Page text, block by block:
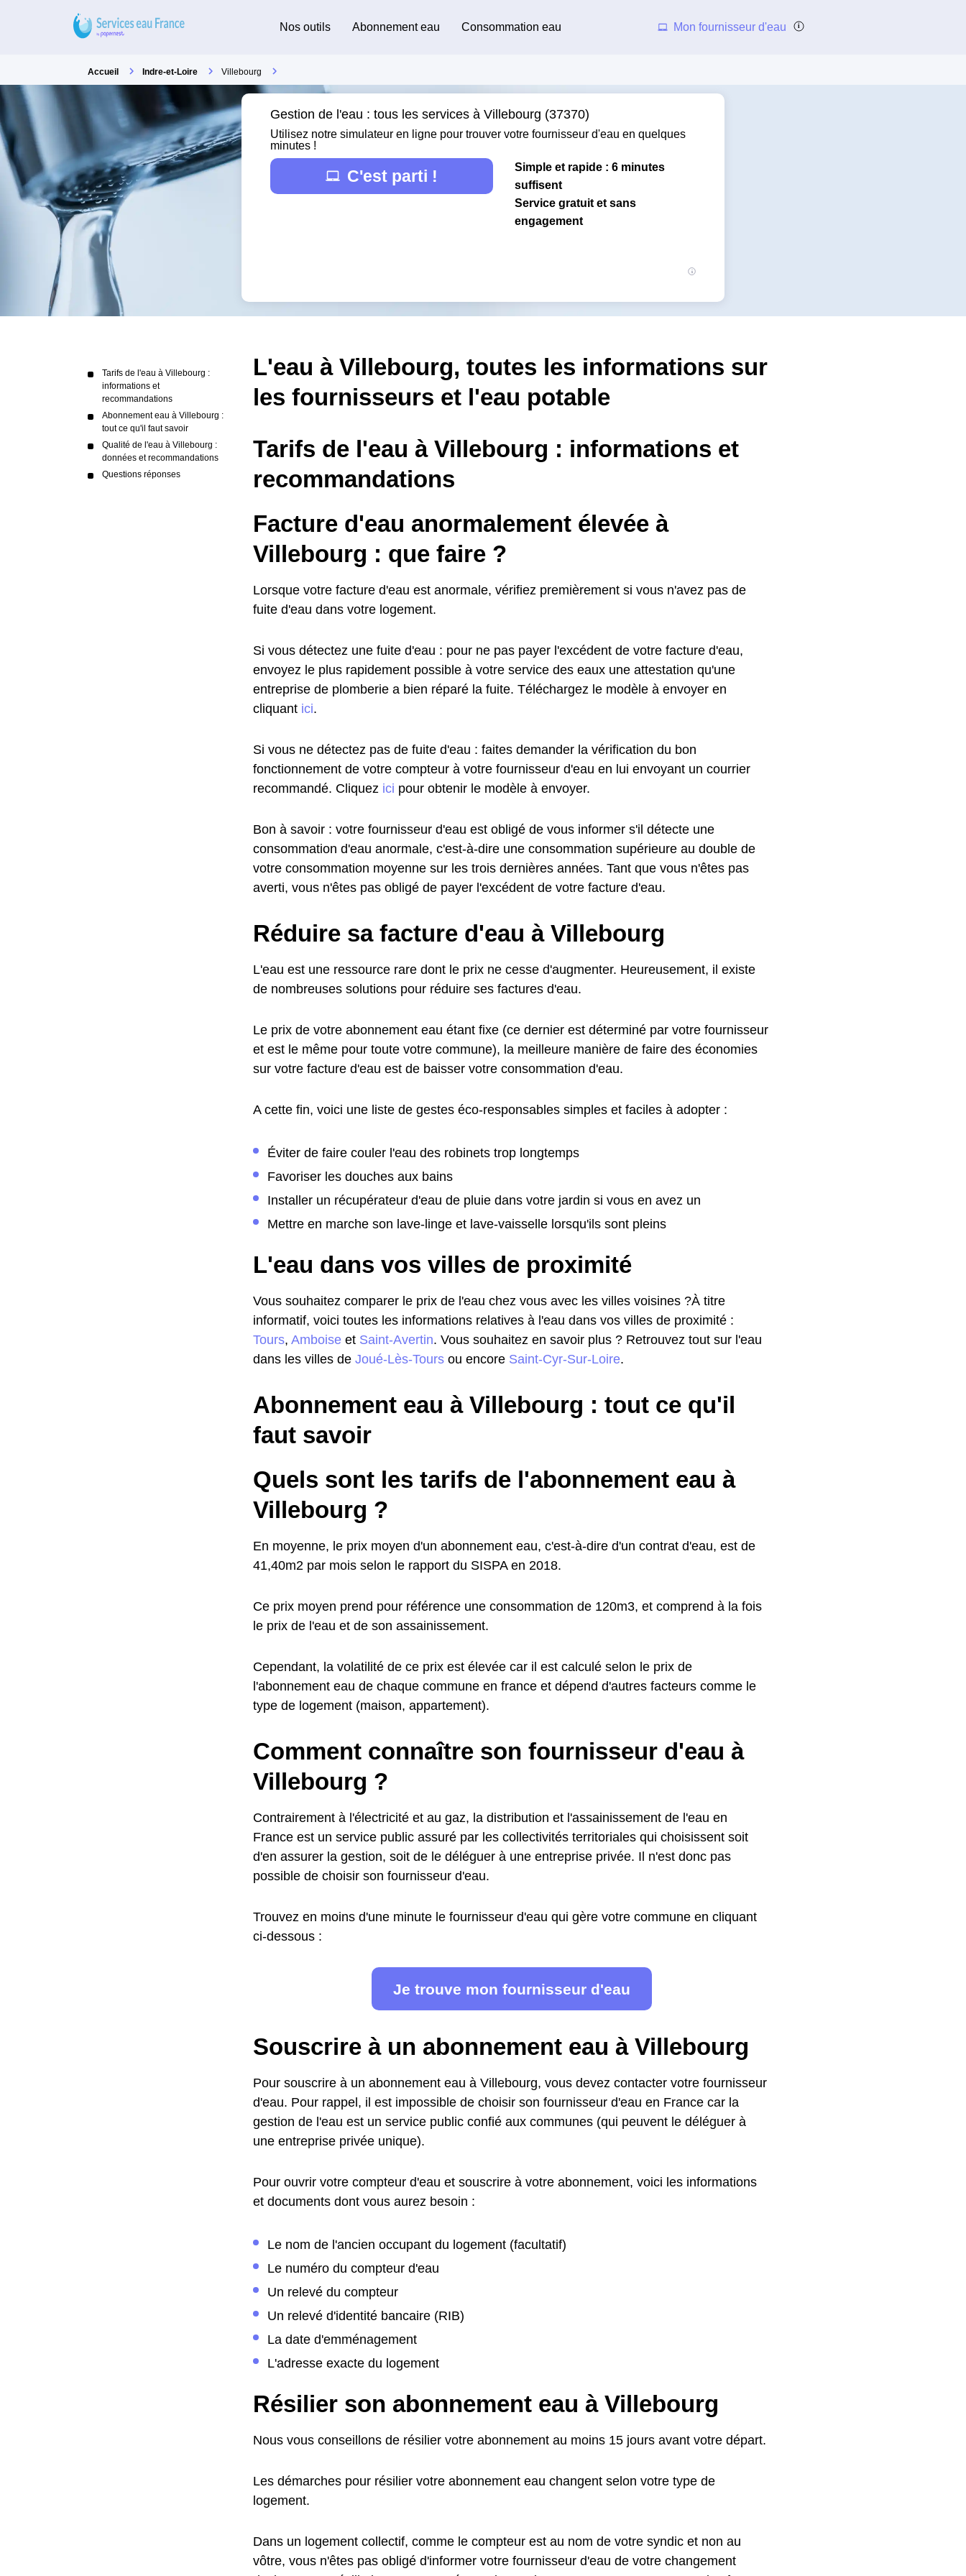
Nos outils Abonnement eau Consommation eau Mon fournisseur d'eau
Accueil Indre-et-Loire Villebourg
Gestion de l'eau : tous les services à Villebourg (37370)
Utilisez notre simulateur en ligne pour trouver votre fournisseur d'eau en quelques
minutes !
C'est parti !
Simple et rapide : 6 minutes
suffisent
Service gratuit et sans
engagement
Tarifs de l'eau à Villebourg :
informations et
recommandations
Abonnement eau à Villebourg :
tout ce qu'il faut savoir
Qualité de l'eau à Villebourg :
données et recommandations
Questions réponses
L'eau à Villebourg, toutes les informations sur
les fournisseurs et l'eau potable
Tarifs de l'eau à Villebourg : informations et
recommandations
Facture d'eau anormalement élevée à
Villebourg : que faire ?
Lorsque votre facture d'eau est anormale, vérifiez premièrement si vous n'avez pas de
fuite d'eau dans votre logement.
Si vous détectez une fuite d'eau : pour ne pas payer l'excédent de votre facture d'eau,
envoyez le plus rapidement possible à votre service des eaux une attestation qu'une
entreprise de plomberie a bien réparé la fuite. Téléchargez le modèle à envoyer en
cliquant ici.
Si vous ne détectez pas de fuite d'eau : faites demander la vérification du bon
fonctionnement de votre compteur à votre fournisseur d'eau en lui envoyant un courrier
recommandé. Cliquez ici pour obtenir le modèle à envoyer.
Bon à savoir : votre fournisseur d'eau est obligé de vous informer s'il détecte une
consommation d'eau anormale, c'est-à-dire une consommation supérieure au double de
votre consommation moyenne sur les trois dernières années. Tant que vous n'êtes pas
averti, vous n'êtes pas obligé de payer l'excédent de votre facture d'eau.
Réduire sa facture d'eau à Villebourg
L'eau est une ressource rare dont le prix ne cesse d'augmenter. Heureusement, il existe
de nombreuses solutions pour réduire ses factures d'eau.
Le prix de votre abonnement eau étant fixe (ce dernier est déterminé par votre fournisseur
et est le même pour toute votre commune), la meilleure manière de faire des économies
sur votre facture d'eau est de baisser votre consommation d'eau.
A cette fin, voici une liste de gestes éco-responsables simples et faciles à adopter :
Éviter de faire couler l'eau des robinets trop longtemps
Favoriser les douches aux bains
Installer un récupérateur d'eau de pluie dans votre jardin si vous en avez un
Mettre en marche son lave-linge et lave-vaisselle lorsqu'ils sont pleins
L'eau dans vos villes de proximité
Vous souhaitez comparer le prix de l'eau chez vous avec les villes voisines ?À titre
informatif, voici toutes les informations relatives à l'eau dans vos villes de proximité :
Tours, Amboise et Saint-Avertin. Vous souhaitez en savoir plus ? Retrouvez tout sur l'eau
dans les villes de Joué-Lès-Tours ou encore Saint-Cyr-Sur-Loire.
Abonnement eau à Villebourg : tout ce qu'il
faut savoir
Quels sont les tarifs de l'abonnement eau à
Villebourg ?
En moyenne, le prix moyen d'un abonnement eau, c'est-à-dire d'un contrat d'eau, est de
41,40m2 par mois selon le rapport du SISPA en 2018.
Ce prix moyen prend pour référence une consommation de 120m3, et comprend à la fois
le prix de l'eau et de son assainissement.
Cependant, la volatilité de ce prix est élevée car il est calculé selon le prix de
l'abonnement eau de chaque commune en france et dépend d'autres facteurs comme le
type de logement (maison, appartement).
Comment connaître son fournisseur d'eau à
Villebourg ?
Contrairement à l'électricité et au gaz, la distribution et l'assainissement de l'eau en
France est un service public assuré par les collectivités territoriales qui choisissent soit
d'en assurer la gestion, soit de le déléguer à une entreprise privée. Il n'est donc pas
possible de choisir son fournisseur d'eau.
Trouvez en moins d'une minute le fournisseur d'eau qui gère votre commune en cliquant
ci-dessous :
Je trouve mon fournisseur d'eau
Souscrire à un abonnement eau à Villebourg
Pour souscrire à un abonnement eau à Villebourg, vous devez contacter votre fournisseur
d'eau. Pour rappel, il est impossible de choisir son fournisseur d'eau en France car la
gestion de l'eau est un service public confié aux communes (qui peuvent le déléguer à
une entreprise privée unique).
Pour ouvrir votre compteur d'eau et souscrire à votre abonnement, voici les informations
et documents dont vous aurez besoin :
Le nom de l'ancien occupant du logement (facultatif)
Le numéro du compteur d'eau
Un relevé du compteur
Un relevé d'identité bancaire (RIB)
La date d'emménagement
L'adresse exacte du logement
Résilier son abonnement eau à Villebourg
Nous vous conseillons de résilier votre abonnement au moins 15 jours avant votre départ.
Les démarches pour résilier votre abonnement eau changent selon votre type de
logement.
Dans un logement collectif, comme le compteur est au nom de votre syndic et non au
vôtre, vous n'êtes pas obligé d'informer votre fournisseur d'eau de votre changement